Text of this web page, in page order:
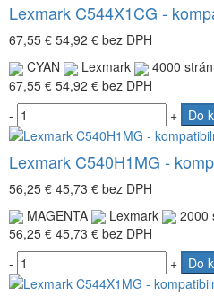
Lexmark C544X1CG -
67,55 € 54,92 € bez DPH
CYAN
Lexmark 4000 strán
67,55 € 54,92 € bez DPH
-
+ Do
Lexmark C540H1MG -
56,25 € 45,73 € bez DPH
MAGENTA
Lexmark 2000
56,25 € 45,73 € bez DPH
-
+ Do